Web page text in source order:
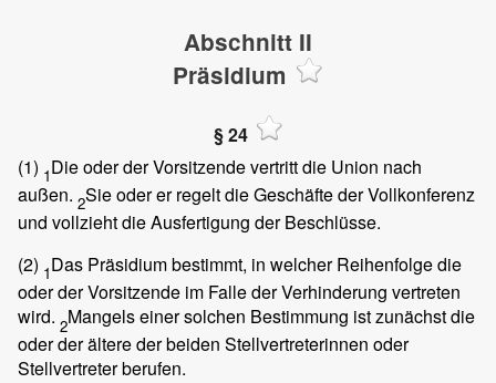
Abschnitt II
Präsidium
§ 24
(1) 1Die oder der Vorsitzende vertritt die Union nach
außen. 2Sie oder er regelt die Geschäfte der Vollkonferenz
und vollzieht die Ausfertigung der Beschlüsse.
(2) 1Das Präsidium bestimmt, in welcher Reihenfolge die
oder der Vorsitzende im Falle der Verhinderung vertreten
wird. 2Mangels einer solchen Bestimmung ist zunächst die
oder der ältere der beiden Stellvertreterinnen oder
Stellvertreter berufen.